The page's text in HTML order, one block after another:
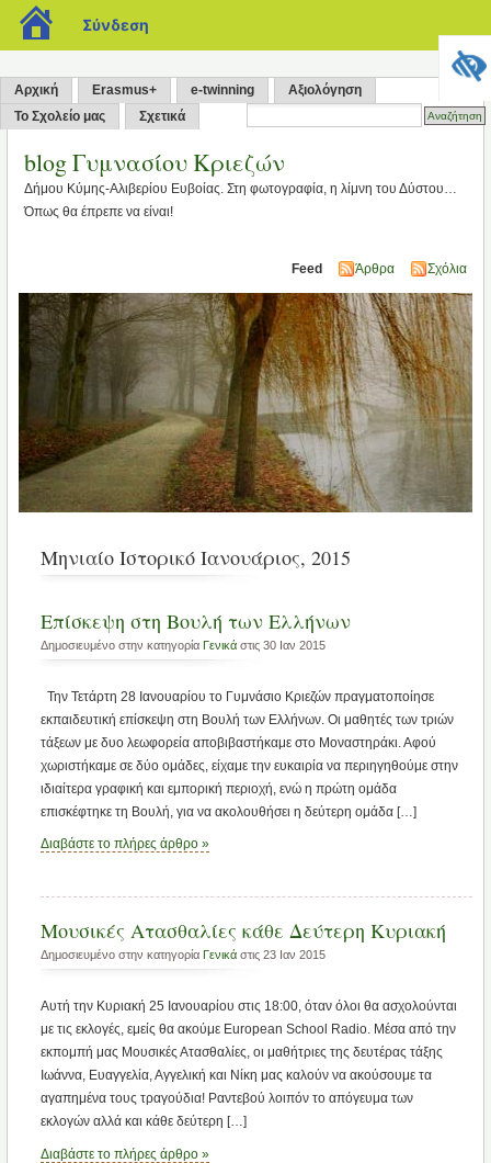
Αρχική Erasmus+ e-twinning
Αξιολόγηση
Το Σχολείο μας
Σχετικά
blog Γυμνασίου Κριεζών
Δήμου Κύμης-Αλιβερίου Ευβοίας. Στη φωτογραφία, η λίμνη του Δύστου…
Όπως θα έπρεπε να είναι!
Feed Άρθρα Σχόλια
Μηνιαίο Ιστορικό Ιανουάριος, 2015
Επίσκεψη στη Βουλή των Ελλήνων
Δημοσιευμένο στην κατηγορία Γενικάστις 30 Ιαν 2015
Την Τετάρτη 28 Ιανουαρίου το Γυμνάσιο Κριεζών πραγματοποίησε
εκπαιδευτική επίσκεψη στη Βουλή των Ελλήνων. Οι μαθητές των τριών
τάξεων με δυο λεωφορεία αποβιβαστήκαμε στο Μοναστηράκι. Αφού
χωριστήκαμε σε δύο ομάδες, είχαμε την ευκαιρία να περιηγηθούμε στην
ιδιαίτερα γραφική και εμπορική περιοχή, ενώ η πρώτη ομάδα
επισκέφτηκε τη Βουλή, για να ακολουθήσει η δεύτερη ομάδα […]
Διαβάστε το πλήρες άρθρο »
Μουσικές Ατασθαλίες κάθε Δεύτερη Κυριακή
Δημοσιευμένο στην κατηγορία Γενικάστις 23 Ιαν 2015
Αυτή την Κυριακή 25 Ιανουαρίου στις 18:00, όταν όλοι θα ασχολούνται
με τις εκλογές, εμείς θα ακούμε European School Radio. Μέσα από την
εκπομπή μας Μουσικές Ατασθαλίες, οι μαθήτριες της δευτέρας τάξης
Ιωάννα, Ευαγγελία, Αγγελική και Νίκη μας καλούν να ακούσουμε τα
αγαπημένα τους τραγούδια! Ραντεβού λοιπόν το απόγευμα των
εκλογών αλλά και κάθε δεύτερη […]
Διαβάστε το πλήρες άρθρο »
blogs.sch.gr
Σύνδεση